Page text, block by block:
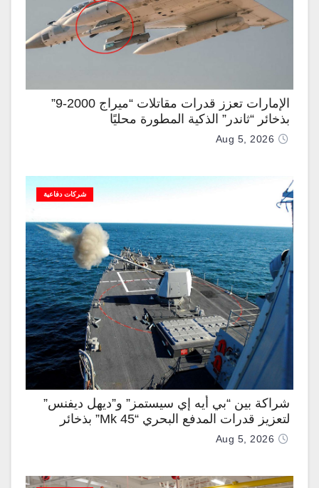
الإمارات تعزز قدرات مقاتلات “ميراج 2000-9”
بذخائر “ثاندر” الذكية المطورة محليًا
Aug 5, 2026
شركات دفاعية
شراكة بين “بي أيه إي سيستمز” و”ديهل ديفنس”
لتعزيز قدرات المدفع البحري “Mk 45” بذخائر
موجهة وصواريخ “IRIS-T”
Aug 5, 2026